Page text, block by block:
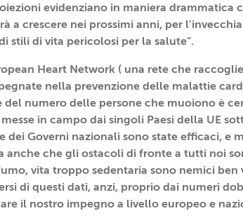
evidenziano in maniera drammatica
a crescere nei prossimi anni, per
stili di vita pericolosi per la salute”.
Heart Network ( una rete che
nella prevenzione delle malattie
del numero delle persone che muoiono è
in campo dai singoli Paesi della UE
dei Governi nazionali sono state efficaci, e
anche che gli ostacoli di fronte a tutti noi
vita troppo sedentaria sono nemici
di questi dati, anzi, proprio dai numeri
il nostro impegno a livello europeo e